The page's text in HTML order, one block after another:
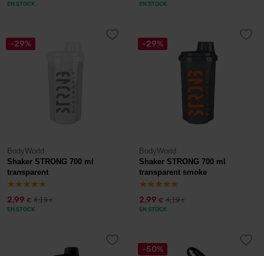
EN STOCK EN STOCK
-29%
BodyWorld
Shaker STRONG 700 ml
transparent
2,99 € 4,19€
EN STOCK
-29%
BodyWorld
Shaker STRONG 700 ml
transparent smoke
2,99 € 4,19€
EN STOCK
-50%